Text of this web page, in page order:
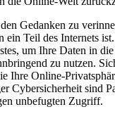
Gedanken zu
ein Teil des Internets
um Ihre Daten in
zu nutzen.
Ihre Online-
Cybersicherheit sind
unbefugten Zugriff.